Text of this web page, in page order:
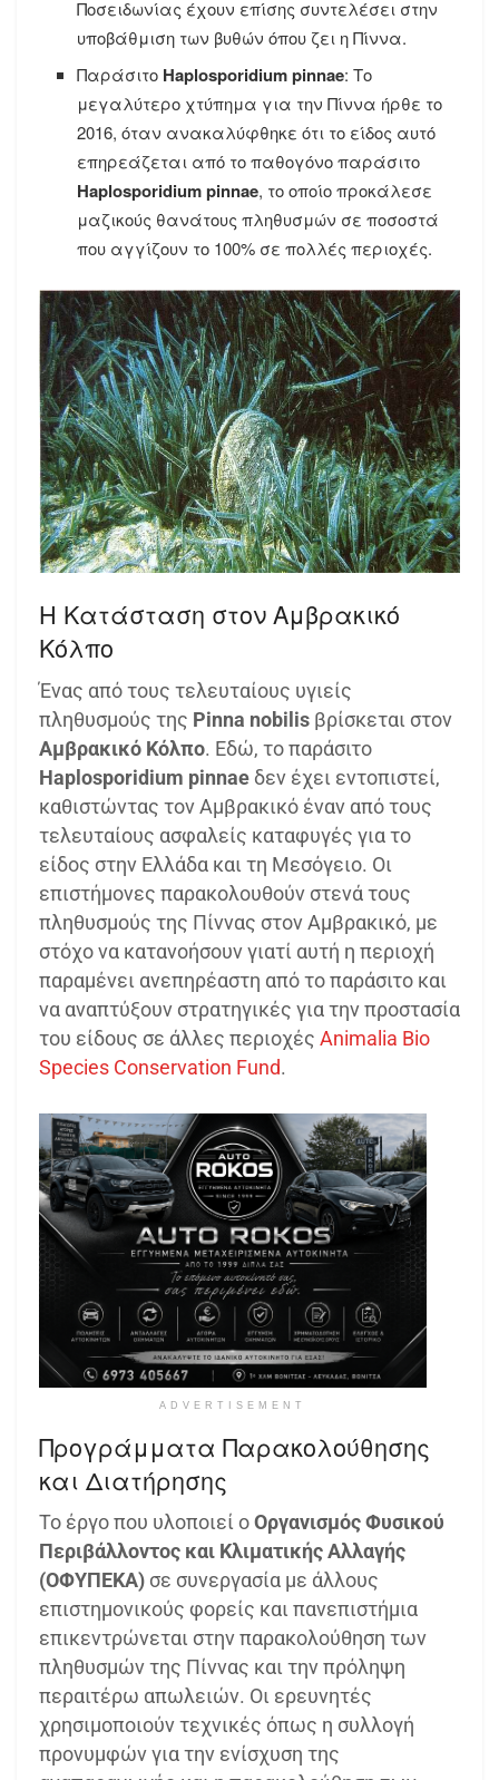
Ποσειδωνίας έχουν επίσης συντελέσει στην
υποβάθμιση των βυθών όπου ζει η Πίννα.
Παράσιτο Haplosporidium pinnae: Το
μεγαλύτερο χτύπημα για την Πίννα ήρθε το
2016, όταν ανακαλύφθηκε ότι το είδος αυτό
επηρεάζεται από το παθογόνο παράσιτο
Haplosporidium pinnae, το οποίο προκάλεσε
μαζικούς θανάτους πληθυσμών σε ποσοστά
που αγγίζουν το 100% σε πολλές περιοχές.
Η Κατάσταση στον Αμβρακικό
Κόλπο
Ένας από τους τελευταίους υγιείς
πληθυσμούς της Pinna nobilis βρίσκεται στον
Αμβρακικό Κόλπο. Εδώ, το παράσιτο
Haplosporidium pinnae δεν έχει εντοπιστεί,
καθιστώντας τον Αμβρακικό έναν από τους
τελευταίους ασφαλείς καταφυγές για το
είδος στην Ελλάδα και τη Μεσόγειο. Οι
επιστήμονες παρακολουθούν στενά τους
πληθυσμούς της Πίννας στον Αμβρακικό, με
στόχο να κατανοήσουν γιατί αυτή η περιοχή
παραμένει ανεπηρέαστη από το παράσιτο και
να αναπτύξουν στρατηγικές για την προστασία
του είδους σε άλλες περιοχές​ Animalia Bio
Species Conservation Fund.
ADVERTISEMENT
Προγράμματα Παρακολούθησης
και Διατήρησης
Το έργο που υλοποιεί οΟργανισμός Φυσικού
Περιβάλλοντος και Κλιματικής Αλλαγής
(ΟΦΥΠΕΚΑ) σε συνεργασία με άλλους
επιστημονικούς φορείς και πανεπιστήμια
επικεντρώνεται στην παρακολούθηση των
πληθυσμών της Πίννας και την πρόληψη
περαιτέρω απωλειών. Οι ερευνητές
χρησιμοποιούν τεχνικές όπως η συλλογή
προνυμφών για την ενίσχυση της